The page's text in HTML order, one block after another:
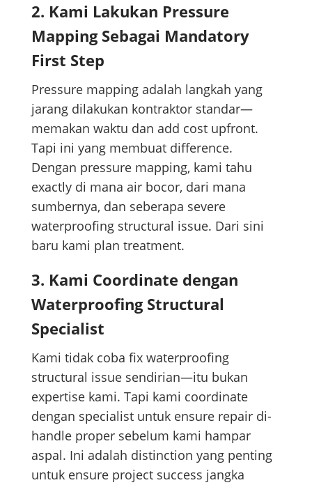
2. Kami Lakukan Pressure
Mapping Sebagai Mandatory
First Step
Pressure mapping adalah langkah yang
jarang dilakukan kontraktor standar—
memakan waktu dan add cost upfront.
Tapi ini yang membuat difference.
Dengan pressure mapping, kami tahu
exactly di mana air bocor, dari mana
sumbernya, dan seberapa severe
waterproofing structural issue. Dari sini
baru kami plan treatment.
3. Kami Coordinate dengan
Waterproofing Structural
Specialist
Kami tidak coba fix waterproofing
structural issue sendirian—itu bukan
expertise kami. Tapi kami coordinate
dengan specialist untuk ensure repair di-
handle proper sebelum kami hampar
aspal. Ini adalah distinction yang penting
untuk ensure project success jangka